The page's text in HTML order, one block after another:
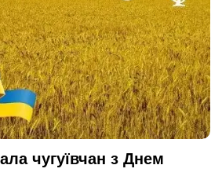
чугуївчан з Днем